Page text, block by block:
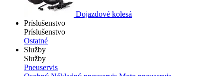
Dojazdové kolesá
Príslušenstvo
Príslušenstvo
Ostatné
Služby
Služby
Pneuservis